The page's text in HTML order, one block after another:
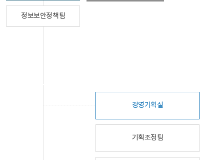
정보보안정책팀
경영기획실
기획조정팀